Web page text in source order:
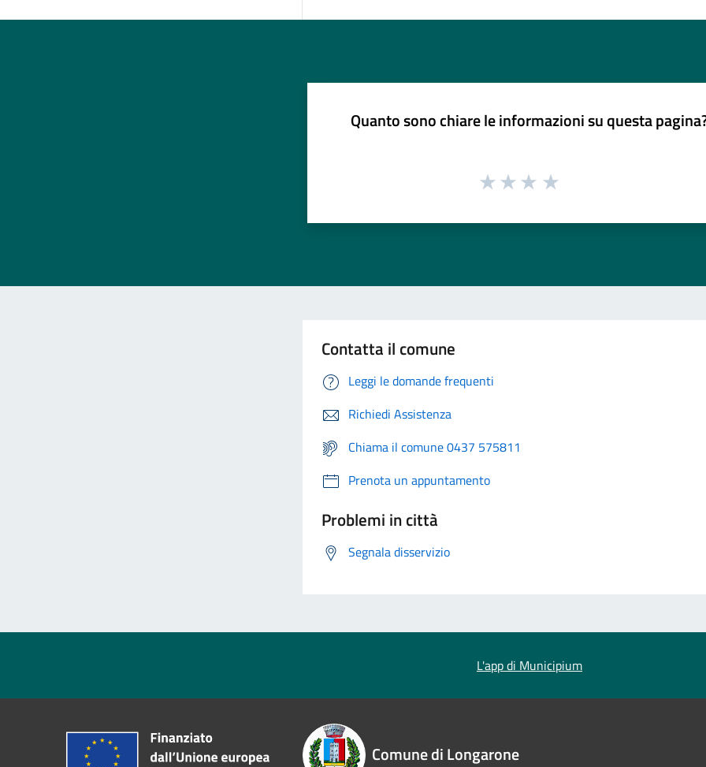
Quanto sono chiare le informazioni su questa
Contatta il comune
Leggi le domande frequenti
Richiedi Assistenza
Chiama il comune 0437 575811
Prenota un appuntamento
Problemi in città
Segnala disservizio
L'app di Municipium
Comune di Longarone